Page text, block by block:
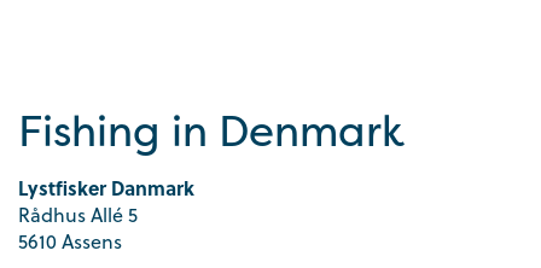
Fishing in Denmark
Lystfisker Danmark
Rådhus Allé 5
5610 Assens